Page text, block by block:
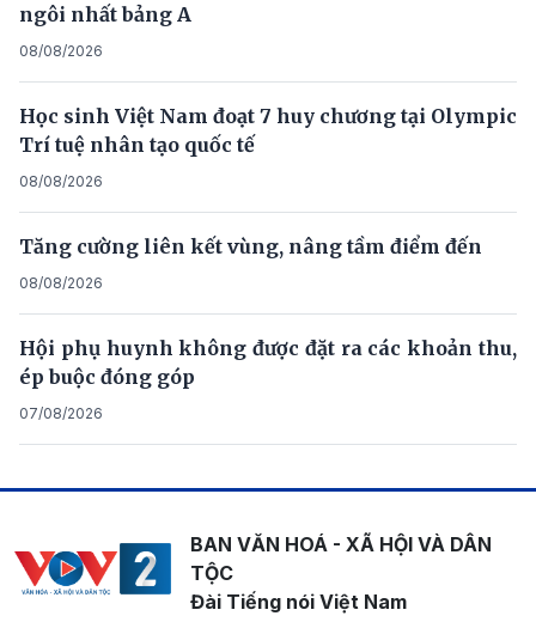
ngôi nhất bảng A
08/08/2026
Học sinh Việt Nam đoạt 7 huy chương tại Olympic
Trí tuệ nhân tạo quốc tế
08/08/2026
Tăng cường liên kết vùng, nâng tầm điểm đến
08/08/2026
Hội phụ huynh không được đặt ra các khoản thu,
ép buộc đóng góp
07/08/2026
BAN VĂN HOÁ - XÃ HỘI VÀ DÂN
TỘC
Đài Tiếng nói Việt Nam